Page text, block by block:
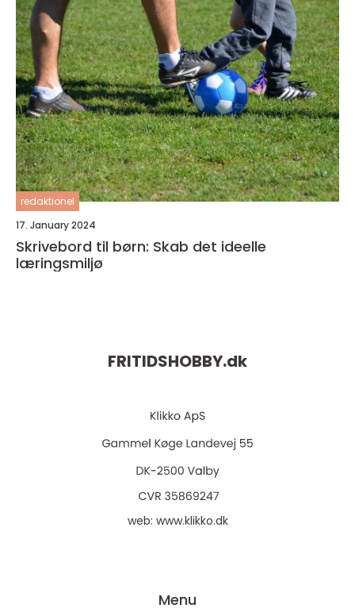
redaktionel
17. January 2024
Skrivebord til børn: Skab det ideelle
læringsmiljø
FRITIDSHOBBY.dk
web: www.klikko.dk
Menu